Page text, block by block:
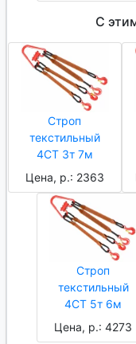
С
Строп
текстильный
4СТ 3т 7м
Цена, р.: 2363
Строп
текстильный
4СТ 5т 6м
Цена, р.: 4273